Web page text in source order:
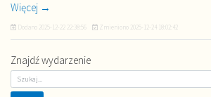
Więcej →
Dodano 2025-12-22 22:38:56 Zmieniono 2025-12-24 18:02:42
Znajdź wydarzenie